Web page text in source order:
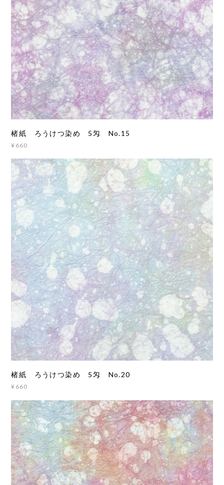
楮紙 ろうけつ染め 5匁 No.15
¥660
楮紙 ろうけつ染め 5匁 No.20
¥660